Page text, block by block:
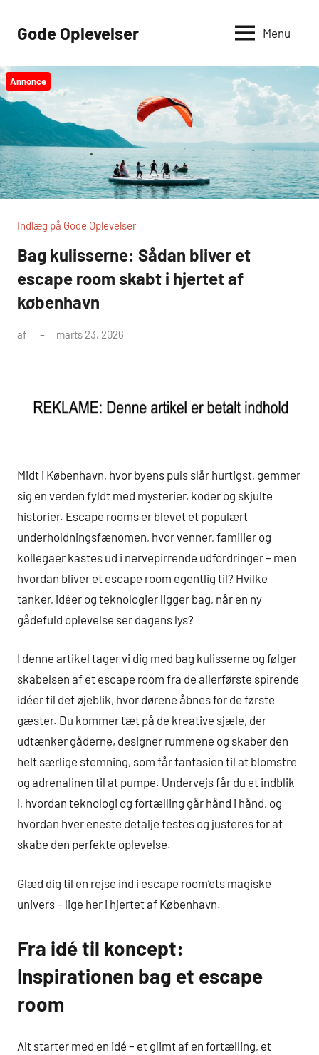
Gode Oplevelser Menu
Annonce
Indlæg på Gode Oplevelser
Bag kulisserne: Sådan bliver et
escape room skabt i hjertet af
københavn
af marts 23, 2026
Midt i København, hvor byens puls slår hurtigst, gemmer
sig en verden fyldt med mysterier, koder og skjulte
historier. Escape rooms er blevet et populært
underholdningsfænomen, hvor venner, familier og
kollegaer kastes ud i nervepirrende udfordringer – men
hvordan bliver et escape room egentlig til? Hvilke
tanker, idéer og teknologier ligger bag, når en ny
gådefuld oplevelse ser dagens lys?
I denne artikel tager vi dig med bag kulisserne og følger
skabelsen af et escape room fra de allerførste spirende
idéer til det øjeblik, hvor dørene åbnes for de første
gæster. Du kommer tæt på de kreative sjæle, der
udtænker gåderne, designer rummene og skaber den
helt særlige stemning, som får fantasien til at blomstre
og adrenalinen til at pumpe. Undervejs får du et indblik
i, hvordan teknologi og fortælling går hånd i hånd, og
hvordan hver eneste detalje testes og justeres for at
skabe den perfekte oplevelse.
Glæd dig til en rejse ind i escape room’ets magiske
univers – lige her i hjertet af København.
Fra idé til koncept:
Inspirationen bag et escape
room
Alt starter med en idé – et glimt af en fortælling, et